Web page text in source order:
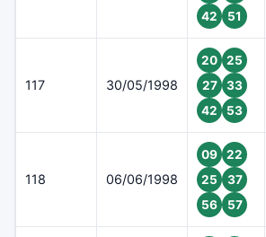
42
51
117 30/05/1998
20
25
27
33
42
53
118 06/06/1998
09
22
25
37
56
57